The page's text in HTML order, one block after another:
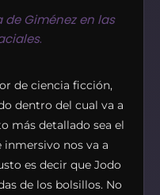
Giménez en las
.
de ciencia ficción,
dentro del cual va a
más detallado sea el
nos va a
es decir que Jodo
de los bolsillos. No